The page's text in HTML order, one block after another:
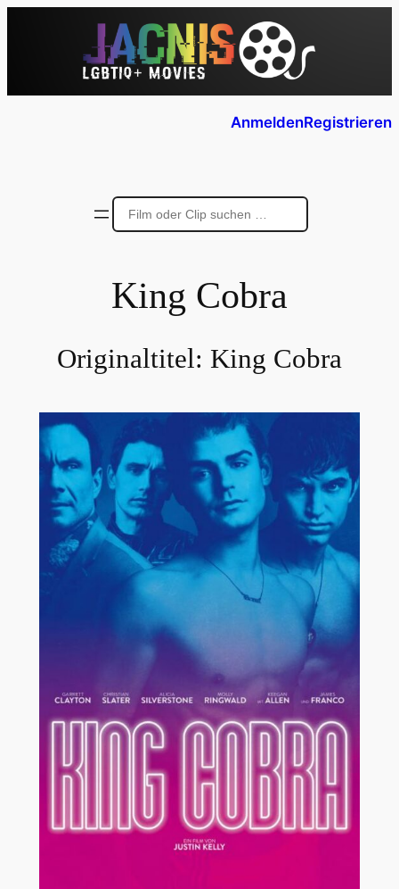
AnmeldenRegistrieren
King Cobra
Originaltitel: King Cobra